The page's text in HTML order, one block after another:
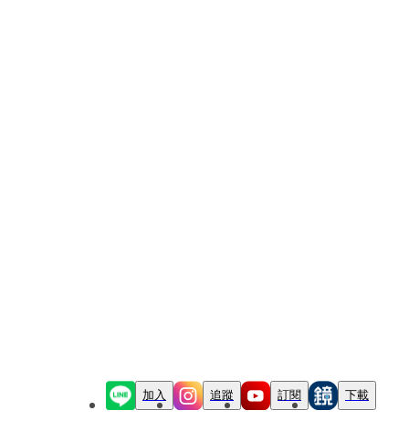
加入 追蹤 訂閱 下載